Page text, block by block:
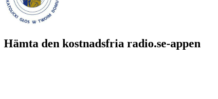
Hämta den kostnadsfria radio.se-appen